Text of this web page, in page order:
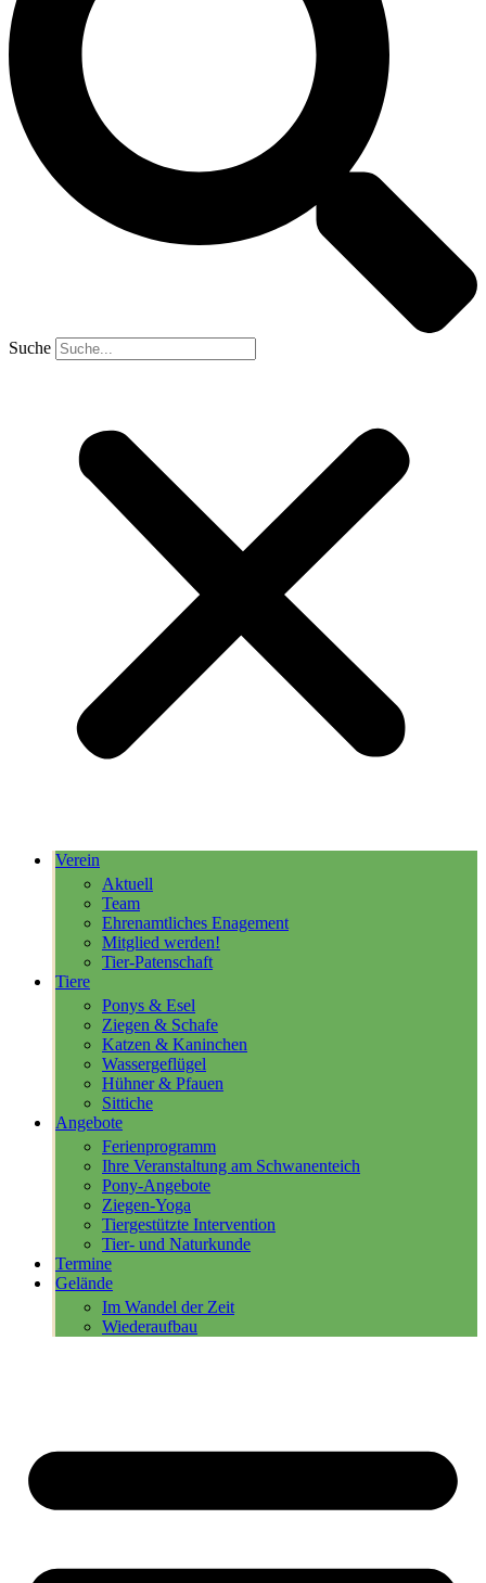
Suche
Verein
Aktuell
Team
Ehrenamtliches Enagement
Mitglied werden!
Tier-Patenschaft
Tiere
Ponys & Esel
Ziegen & Schafe
Katzen & Kaninchen
Wassergeflügel
Hühner & Pfauen
Sittiche
Angebote
Ferienprogramm
Ihre Veranstaltung am Schwanenteich
Pony-Angebote
Ziegen-Yoga
Tiergestützte Intervention
Tier- und Naturkunde
Termine
Gelände
Im Wandel der Zeit
Wiederaufbau